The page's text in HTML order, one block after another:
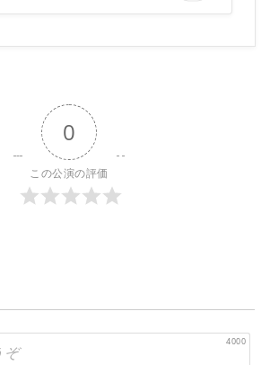
0
この公演の評価
4000